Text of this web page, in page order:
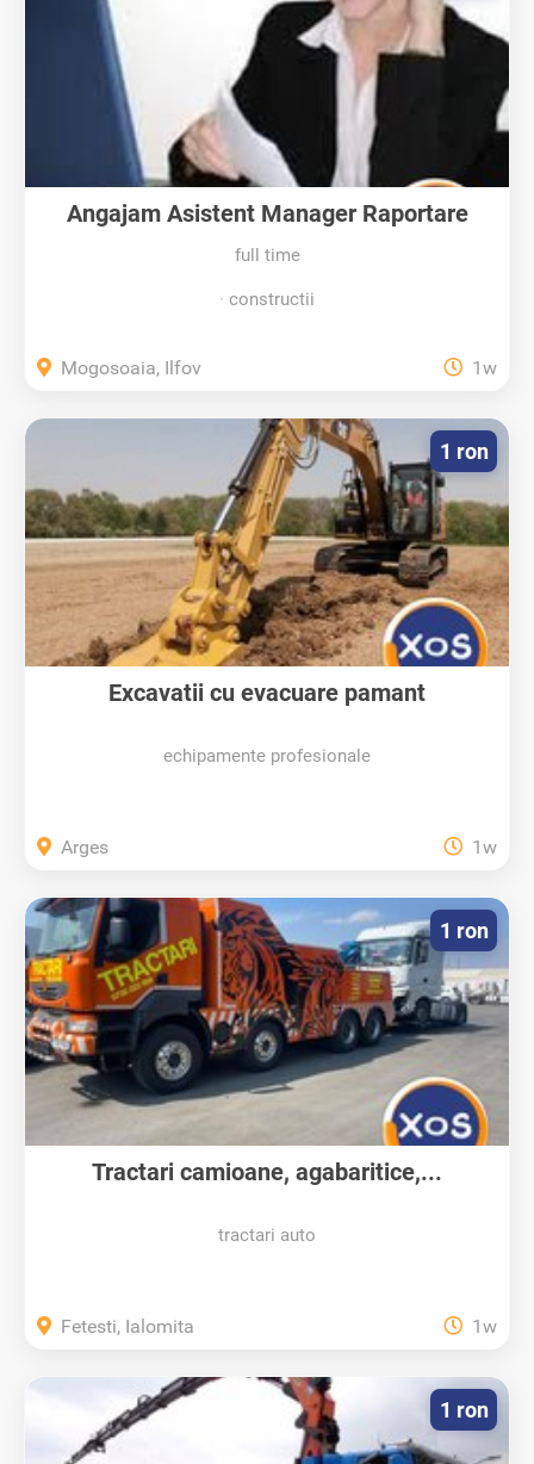
Angajam Asistent Manager Raportare
full time
constructii
Mogosoaia, Ilfov 1w
Excavatii cu evacuare pamant
echipamente profesionale
1 ron
Arges 1w
Tractari camioane, agabaritice,...
tractari auto
1 ron
Fetesti, Ialomita 1w
1 ron